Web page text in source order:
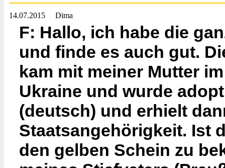
14.07.2015 Dima
F: Hallo, ich habe die
und finde es auch gut.
kam mit meiner Mutter
Ukraine und wurde
(deutsch) und erhielt
Staatsangehörigkeit. Ist
den gelben Schein zu